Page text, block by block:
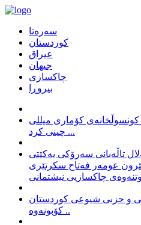
سەرەتا
كوردستان
عیراق
جیهان
چاكسازی
بیروڕا
کۆماری میللی
چینی کرد ...
تاڵەبانی سەرۆکی یەکێتی
عومەر فەتاح سکرتێری
چاکسازیی نیشتمانی
و حزبی شیوعی کوردستان
کۆبونەوە ..